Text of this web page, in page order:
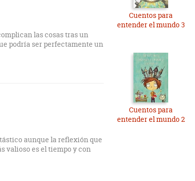
las cosas tras un
podría ser perfectamente un
aunque la reflexión que
valioso es el tiempo y con
Cuentos para
entender el mundo 3
Cuentos para
entender el mundo 2